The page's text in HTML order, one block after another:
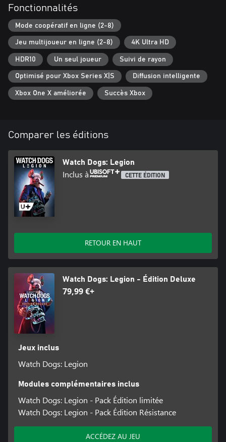
Fonctionnalités
Mode coopératif en ligne (2-8)
Jeu multijoueur en ligne (2-8) 4K Ultra HD
HDR10 Un seul joueur Suivi de rayon
Optimisé pour Xbox Series X|S Diffusion intelligente
Xbox One X améliorée Succès Xbox
Comparer les éditions
Watch Dogs: Legion
Inclus à CETTE ÉDITION
RETOUR EN HAUT
Watch Dogs: Legion - Édition Deluxe
79,99 €+
Jeux inclus
Watch Dogs: Legion
Modules complémentaires inclus
Watch Dogs: Legion - Pack Édition limitée
Watch Dogs: Legion - Pack Édition Résistance
ACCÉDEZ AU JEU